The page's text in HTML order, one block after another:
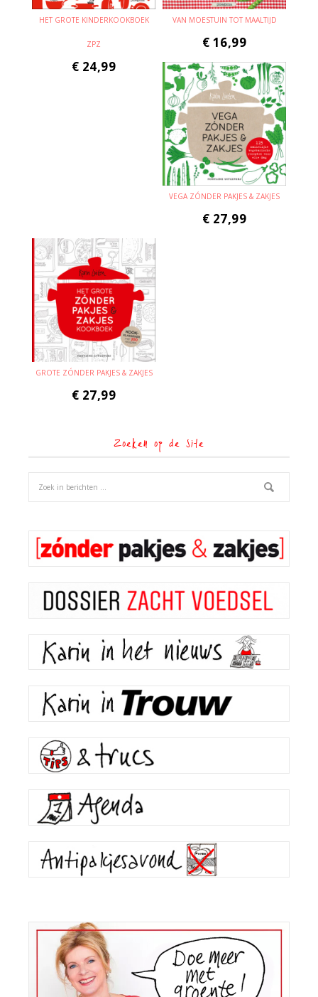
HET GROTE KINDERKOOKBOEK
ZPZ
€ 24,99
VAN MOESTUIN TOT MAALTIJD
€ 16,99
VEGA ZÓNDER PAKJES & ZAKJES
€ 27,99
GROTE ZÓNDER PAKJES & ZAKJES
€ 27,99
Zoeken op de site